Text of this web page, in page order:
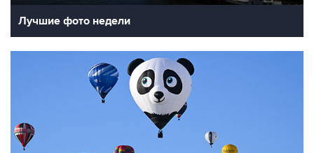
Лучшие фото недели